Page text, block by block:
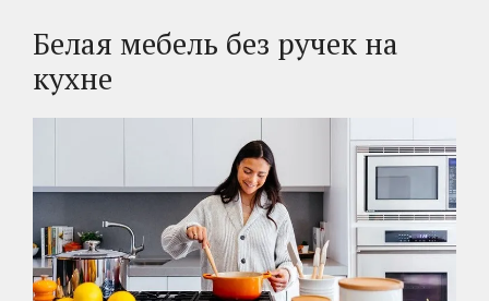
Белая мебель без ручек на
кухне